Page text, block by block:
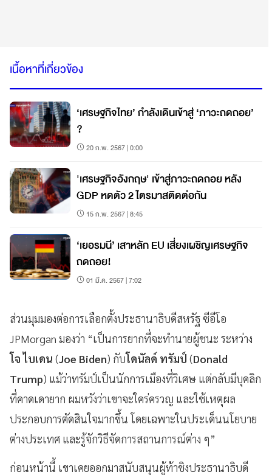
เนื้อหาที่เกี่ยวข้อง
‘เศรษฐกิจไทย’ กำลังเดินเข้าสู่ ‘ภาวะถดถอย’
?
20 ก.พ. 2567 | 0:00
'เศรษฐกิจอังกฤษ' เข้าสู่ภาวะถดถอย หลัง
GDP หดตัว 2 ไตรมาสติดต่อกัน
15 ก.พ. 2567 | 8:45
‘เยอรมนี’ เสาหลัก EU เสี่ยงเผชิญเศรษฐกิจ
ถดถอย!
01 มี.ค. 2567 | 7:02
ส่วนมุมมองต่อการเลือกตั้งประธานาธิบดีสหรัฐ ซีอีโอ
JPMorgan มองว่า “เป็นการยากที่จะทำนายผู้ชนะ ระหว่าง
โจ ไบเดน (Joe Biden) กับโดนัลด์ ทรัมป์ (Donald
Trump) แม้ว่าทรัมป์เป็นนักการเมืองที่วิเศษ แต่กลับมีบุคลิก
ที่คาดเดายาก ผมหวังว่าเขาจะใคร่ครวญ และใช้เหตุผล
ประกอบการตัดสินใจมากขึ้น โดยเฉพาะในประเด็นนโยบาย
ต่างประเทศ และรู้จักวิธีจัดการสถานการณ์ต่าง ๆ”
ก่อนหน้านี้ เขาเคยออกมาสนับสนุนผู้ท้าชิงประธานาธิบดี